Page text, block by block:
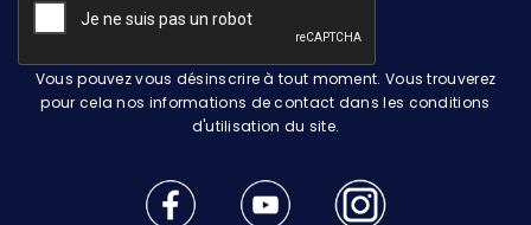
Vous pouvez vous désinscrire à tout moment. Vous trouverez
pour cela nos informations de contact dans les conditions
d'utilisation du site.